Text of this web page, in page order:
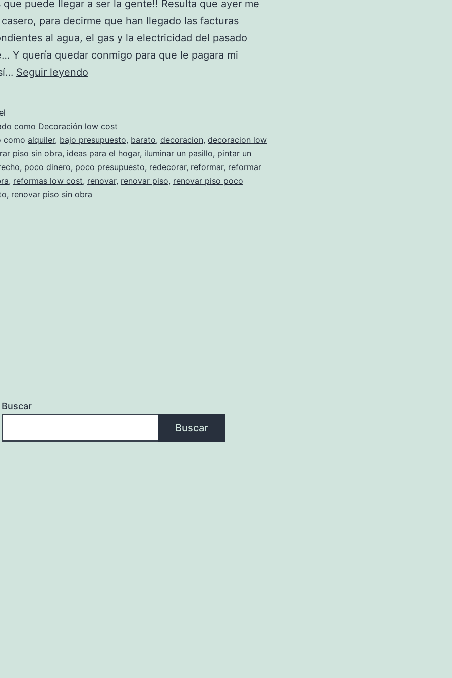
que puede llegar a ser la gente!! Resulta que ayer me
para decirme que han llegado las facturas
al agua, el gas y la electricidad del pasado
Y quería quedar conmigo para que le pagara mi
Seguir leyendo
como Decoración low cost
como alquiler, bajo presupuesto, barato, decoracion, decoracion low
piso sin obra, ideas para el hogar, iluminar un pasillo, pintar un
, poco dinero, poco presupuesto, redecorar, reformar, reformar
, reformas low cost, renovar, renovar piso, renovar piso poco
, renovar piso sin obra
Buscar
Buscar